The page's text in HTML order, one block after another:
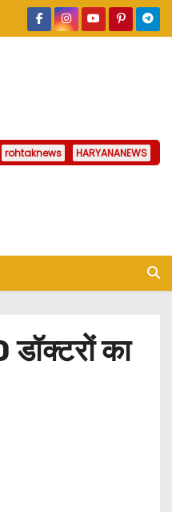
rohtaknews HARYANANEWS
का